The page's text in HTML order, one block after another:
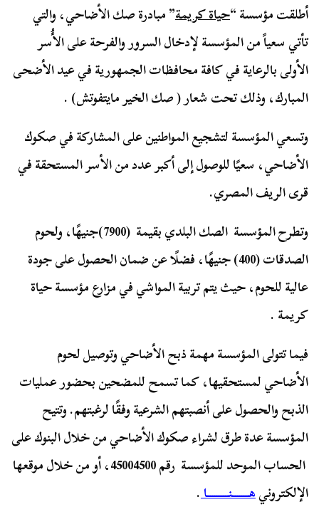
أطلقت مؤسسة “حياة كريمة” مبادرة صك الأضاحي، والتي
تأتي سعياً من المؤسسة لإدخال السرور والفرحة على الأُسر
الأولى بالرعاية في كافة محافظات الجمهورية في عيد الأضحى
المبارك، وذلك تحت شعار ( صك الخير مايتفوتش) .
وتسعي المؤسسة لتشجيع المواطنين على المشاركة في صكوك
الأضاحي، سعيًا للوصول إلى أكبر عدد من الأسر المستحقة في
قرى الريف المصري.
وتطرح المؤسسة الصك البلدي بقيمة (7900)جنيهًا، ولحوم
الصدقات (400) جنيهًا، فضلًا عن ضمان الحصول على جودة
عالية للحوم، حيث يتم تربية المواشي في مزارع مؤسسة حياة
كريمة .
فيما تتولى المؤسسة مهمة ذبح الأضاحي وتوصيل لحوم
الأضاحي لمستحقيها، كما تسمح للمضحين بحضور عمليات
الذبح والحصول على أنصبتهم الشرعية وفقًا لرغبتهم. وتتيح
المؤسسة عدة طرق لشراء صكوك الأضاحي من خلال البنوك على
الحساب الموحد للمؤسسة رقم 45004500، أو من خلال موقعها
الإلكترونيهــــــــنــــــــــا.